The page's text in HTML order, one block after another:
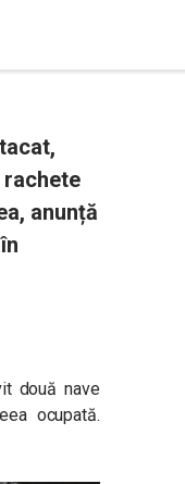
anunță
două nave
ocupată.